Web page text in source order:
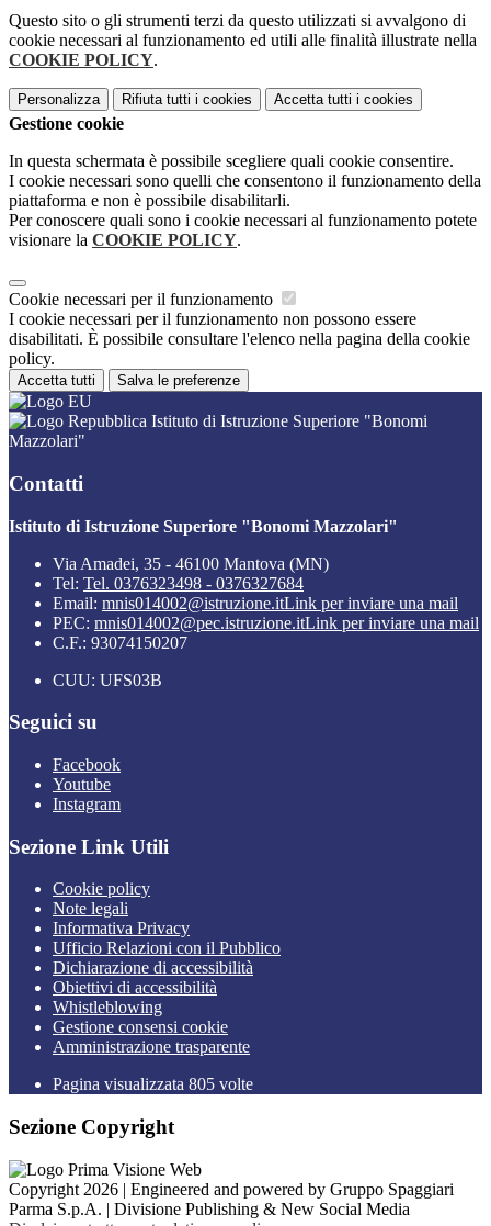
Questo sito o gli strumenti terzi da questo utilizzati si avvalgono di
cookie necessari al funzionamento ed utili alle finalità illustrate nella
COOKIE POLICY.
Personalizza Rifiuta tutti i cookies Accetta tutti i cookies
Gestione cookie
In questa schermata è possibile scegliere quali cookie consentire.
I cookie necessari sono quelli che consentono il funzionamento della
piattaforma e non è possibile disabilitarli.
Per conoscere quali sono i cookie necessari al funzionamento potete
visionare la COOKIE POLICY.
Cookie necessari per il funzionamento
I cookie necessari per il funzionamento non possono essere
disabilitati. È possibile consultare l'elenco nella pagina della cookie
policy.
Accetta tutti Salva le preferenze
Istituto di Istruzione Superiore "Bonomi
Mazzolari"
Contatti
Istituto di Istruzione Superiore "Bonomi Mazzolari"
Via Amadei, 35 - 46100 Mantova (MN)
Tel: Tel. 0376323498 - 0376327684
Email: mnis014002@istruzione.itLink per inviare una mail
PEC: mnis014002@pec.istruzione.itLink per inviare una mail
C.F.: 93074150207
CUU: UFS03B
Seguici su
Facebook
Youtube
Instagram
Sezione Link Utili
Cookie policy
Note legali
Informativa Privacy
Ufficio Relazioni con il Pubblico
Dichiarazione di accessibilità
Obiettivi di accessibilità
Whistleblowing
Gestione consensi cookie
Amministrazione trasparente
Pagina visualizzata 805 volte
Sezione Copyright
Copyright 2026 | Engineered and powered by Gruppo Spaggiari
Parma S.p.A. | Divisione Publishing & New Social Media